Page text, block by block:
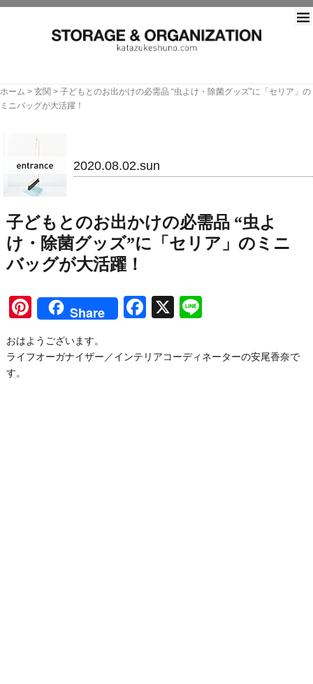
ホーム > 玄関 > 子どもとのお出かけの必需品 “虫よけ・除菌グッズ”に「セリア」の
ミニバッグが大活躍！
2020.08.02.sun
子どもとのお出かけの必需品 “虫よ
け・除菌グッズ”に「セリア」のミニ
バッグが大活躍！
Pinterest
Share Facebook
X
おはようございます。
ライフオーガナイザー／インテリアコーディネーターの安尾香奈で
す。